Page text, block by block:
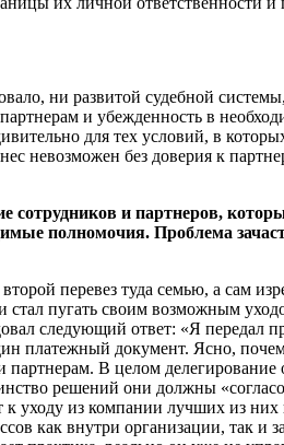
ни развитой судебной
и убежденность в
для тех условий, в
невозможен без доверия к
и партнеров,
полномочия. Проблема
перевез туда семью, а сам
пугать своим возможным
следующий ответ: «Я передал
платежный документ. Ясно,
В целом делегирование
решений они должны
к уходу из компании лучших из
как внутри организации, так и